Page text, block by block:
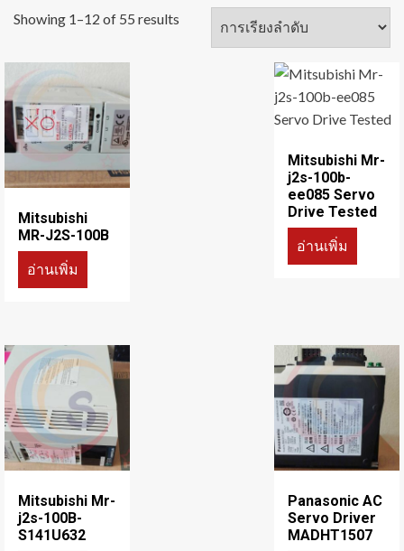
Showing 1–12 of 55 results
Mitsubishi
MR-J2S-100B
อ่านเพิ่ม
Mitsubishi Mr-
j2s-100b-
ee085 Servo
Drive Tested
อ่านเพิ่ม
Mitsubishi Mr-
j2s-100B-
S141U632
Panasonic AC
Servo Driver
MADHT1507